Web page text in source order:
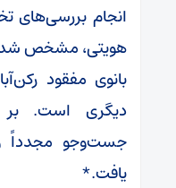
انجام
هویتی، مشخص شد
بانوی مفقود
دیگری است.
جست‌وجو مجدداً و
یافت.*